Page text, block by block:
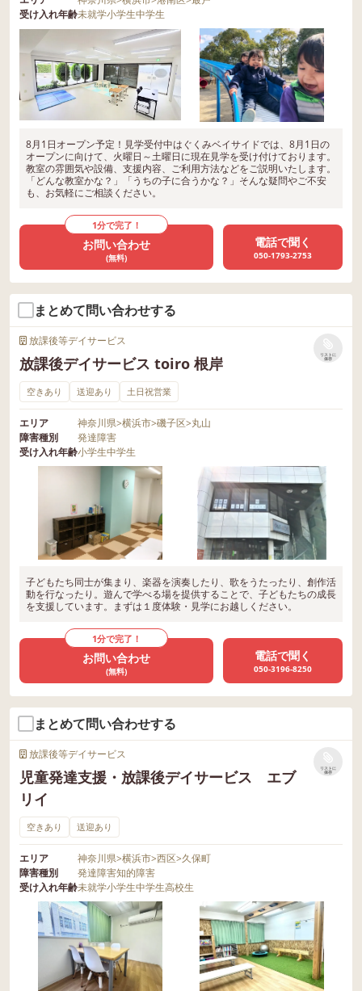
受け入れ年齢未就学小学生中学生
8月1日オープン予定！見学受付中はぐくみベイサイドでは、8月1日の
オープンに向けて、火曜日～土曜日に現在見学を受け付けております。
教室の雰囲気や設備、支援内容、ご利用方法などをご説明いたします。
「どんな教室かな？」「うちの子に合うかな？」そんな疑問やご不安
も、お気軽にご相談ください。
1分で完了！
お問い合わせ
(無料)
電話で聞く
050-1793-2753
まとめて問い合わせする
放課後等デイサービス
放課後デイサービス toiro 根岸
リストに
保存
空きあり 送迎あり 土日祝営業
エリア 神奈川県>横浜市>磯子区>丸山
障害種別
発達障害
受け入れ年齢小学生中学生
子どもたち同士が集まり、楽器を演奏したり、歌をうたったり、創作活
動を行なったり。遊んで学べる場を提供することで、子どもたちの成長
を支援しています。まずは１度体験・見学にお越しください。
1分で完了！
お問い合わせ
(無料)
電話で聞く
050-3196-8250
まとめて問い合わせする
放課後等デイサービス
児童発達支援・放課後デイサービス エブ
リイ
リストに
保存
空きあり 送迎あり
エリア 神奈川県>横浜市>西区>久保町
障害種別
発達障害知的障害
受け入れ年齢未就学小学生中学生高校生